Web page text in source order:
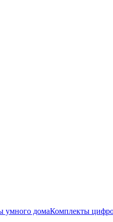
умного домаКомплекты